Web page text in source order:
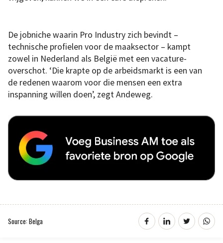
De jobniche waarin Pro Industry zich bevindt –
technische profielen voor de maaksector – kampt
zowel in Nederland als België met een vacature-
overschot. ‘Die krapte op de arbeidsmarkt is een van
de redenen waarom voor die mensen een extra
inspanning willen doen’, zegt Andeweg.
Source: Belga